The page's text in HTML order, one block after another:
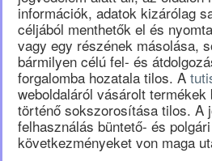
információk, adatok kizárólag
céljából menthetők el és
vagy egy részének másolása,
bármilyen célú fel- és
forgalomba hozatala tilos. A
weboldaláról vásárolt termékek
történő sokszorosítása tilos. A
felhasználás büntető- és
következményeket von maga